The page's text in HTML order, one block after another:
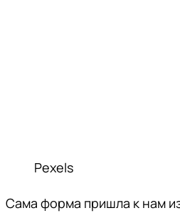
Pexels
Сама форма пришла к нам